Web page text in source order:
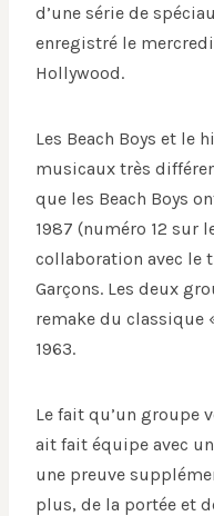
d’une série de
enregistré le
Hollywood.
Les Beach Boys et le
musicaux très
que les Beach Boys
1987 (numéro 12 sur
collaboration avec le
Garçons. Les deux
remake du classique
1963.
Le fait qu’un groupe
ait fait équipe avec
une preuve
plus, de la portée et